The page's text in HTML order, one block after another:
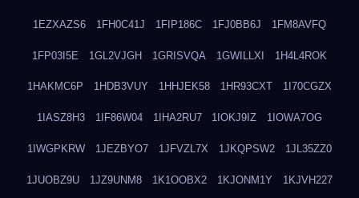
1EZXAZS6 1FH0C41J 1FIP186C 1FJ0BB6J 1FM8AVFQ
1FP03I5E 1GL2VJGH 1GRISVQA 1GWILLXI 1H4L4ROK
1HAKMC6P 1HDB3VUY 1HHJEK58 1HR93CXT 1I70CGZX
1IASZ8H3 1IF86W04 1IHA2RU7 1IOKJ9IZ 1IOWA7OG
1IWGPKRW 1JEZBYO7 1JFVZL7X 1JKQPSW2 1JL35ZZ0
1JUOBZ9U 1JZ9UNM8 1K1OOBX2 1KJONM1Y 1KJVH227